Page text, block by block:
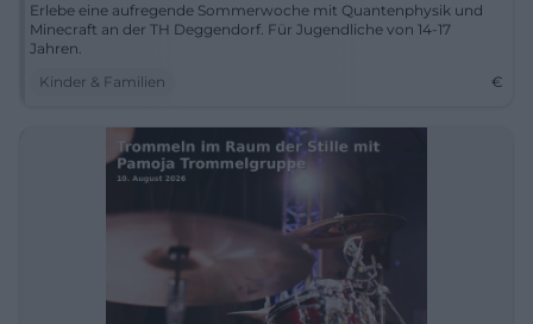
Erlebe eine aufregende Sommerwoche mit Quantenphysik und
Minecraft an der TH Deggendorf. Für Jugendliche von 14-17
Jahren.
Kinder & Familien
€